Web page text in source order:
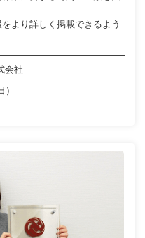
より詳しく掲載できるよう
会社